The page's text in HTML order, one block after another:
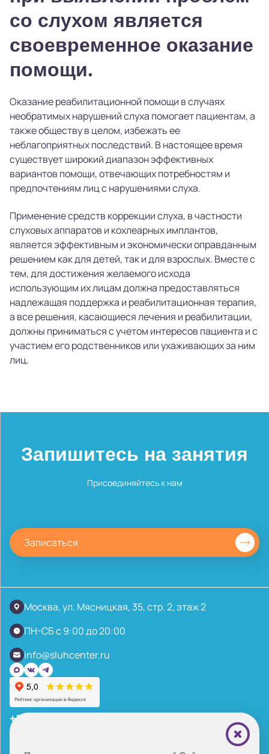
со слухом является
своевременное оказание
помощи.
Оказание реабилитационной помощи в случаях
необратимых нарушений слуха помогает пациентам, а
также обществу в целом, избежать ее
неблагоприятных последствий. В настоящее время
существует широкий диапазон эффективных
вариантов помощи, отвечающих потребностям и
предпочтениям лиц с нарушениями слуха.
Применение средств коррекции слуха, в частности
слуховых аппаратов и кохлеарных имплантов,
является эффективным и экономически оправданным
решением как для детей, так и для взрослых. Вместе с
тем, для достижения желаемого исхода
использующим их лицам должна предоставляться
надлежащая поддержка и реабилитационная терапия,
а все решения, касающиеся лечения и реабилитации,
должны приниматься с учетом интересов пациента и с
участием его родственников или ухаживающих за ним
лиц.
Запишитесь на занятия
Присоединяйтесь к нам
Записаться
Москва, ул. Мясницкая, 35, стр. 2, этаж 2
ПН-СБ с 9:00 до 20:00
info@sluhcenter.ru
+7 (495) 221-87-77